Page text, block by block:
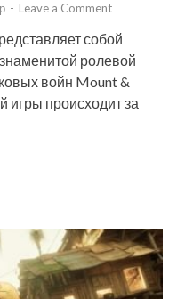
- Leave a Comment
собой
ролевой
войн Mount &
игры происходит за